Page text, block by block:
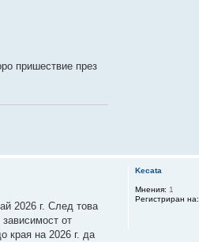
пришествие през
2026 г. След това
от
края на 2026 г. да
Kecata
Мнения: 1
Регистриран на: